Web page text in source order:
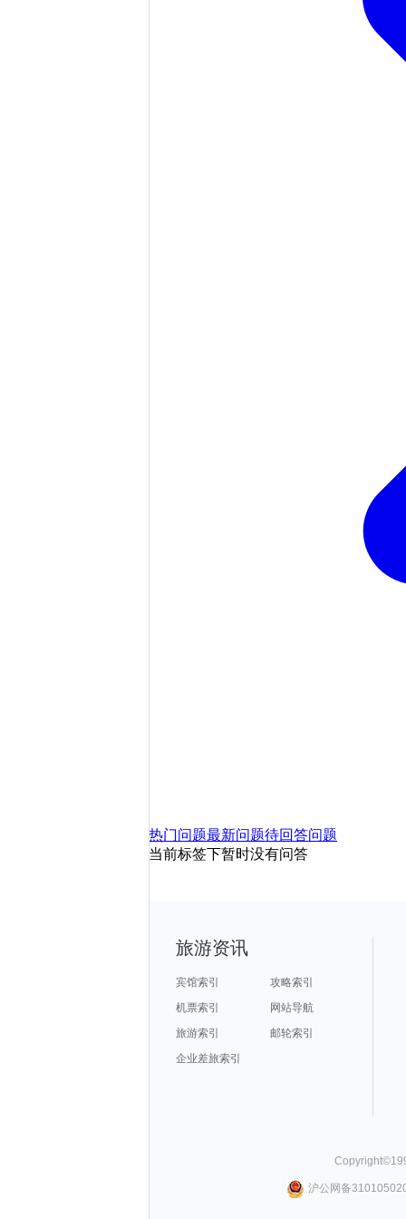
热门问题最新问题待回答问题
当前标签下暂时没有问答
旅游资讯
宾馆索引
攻略索引
机票索引
网站导航
旅游索引
邮轮索引
企业差旅索引
Copyright©
沪公网备